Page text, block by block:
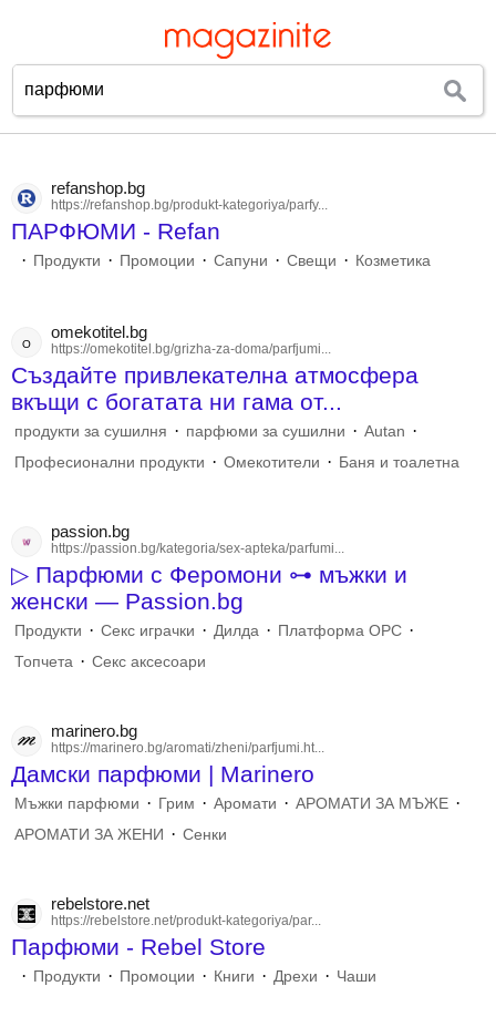
refanshop.bg
https://refanshop.bg/produkt-kategoriya/parfy...
ПАРФЮМИ - Refan
· Продукти · Промоции · Сапуни · Свещи · Козметика
o
omekotitel.bg
https://omekotitel.bg/grizha-za-doma/parfjumi...
Създайте привлекателна атмосфера
вкъщи с богатата ни гама от...
продукти за сушилня · парфюми за сушилни · Autan ·
Професионални продукти · Омекотители · Баня и тоалетна
passion.bg
https://passion.bg/kategoria/sex-apteka/parfumi...
▷ Парфюми с Феромони ⊶ мъжки и
женски — Passion.bg
Продукти · Секс играчки · Дилда · Платформа ОРС ·
Топчета · Секс аксесоари
marinero.bg
https://marinero.bg/aromati/zheni/parfjumi.ht...
Дамски парфюми | Marinero
Мъжки парфюми · Грим · Аромати · АРОМАТИ ЗА МЪЖЕ ·
АРОМАТИ ЗА ЖЕНИ · Сенки
rebelstore.net
https://rebelstore.net/produkt-kategoriya/par...
Парфюми - Rebel Store
· Продукти · Промоции · Книги · Дрехи · Чаши